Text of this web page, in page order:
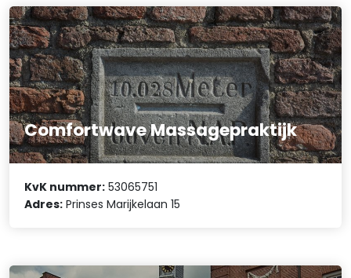
Comfortwave Massagepraktijk
KvK nummer: 53065751
Adres: Prinses Marijkelaan 15